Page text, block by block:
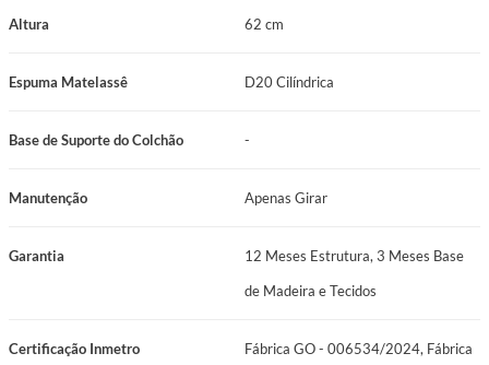
Altura 62 cm
Espuma Matelassê D20 Cilíndrica
Base de Suporte do Colchão -
Manutenção Apenas Girar
Garantia
12 Meses Estrutura, 3 Meses Base
de Madeira e Tecidos
Certificação Inmetro Fábrica GO - 006534/2024, Fábrica